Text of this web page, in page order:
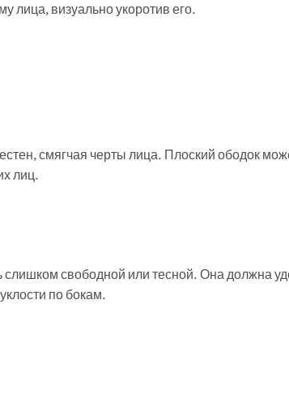
лица, визуально укоротив его.
смягчая черты лица. Плоский ободок
лиц.
свободной или тесной. Она должна
по бокам.